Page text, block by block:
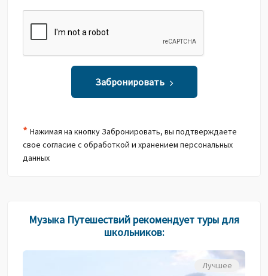
* Нажимая на кнопку Забронировать, вы подтверждаете
свое согласие с обработкой и хранением персональных
данных
Забронировать
Музыка Путешествий рекомендует туры для
школьников:
Лучшее